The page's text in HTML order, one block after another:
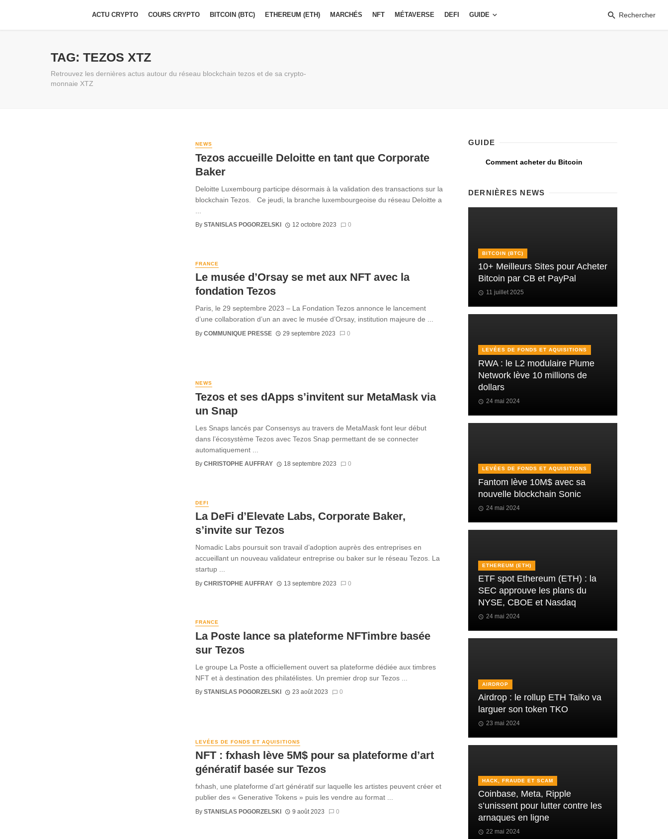
ACTU CRYPTO COURS CRYPTO BITCOIN (BTC) ETHEREUM (ETH) MARCHÉS NFT MÉTAVERSE DEFI GUIDE Rechercher
TAG: TEZOS XTZ
Retrouvez les dernières actus autour du réseau blockchain tezos et de sa crypto-
monnaie XTZ
NEWS
Tezos accueille Deloitte en tant que Corporate
Baker
Deloitte Luxembourg participe désormais à la validation des transactions sur la
blockchain Tezos. Ce jeudi, la branche luxembourgeoise du réseau Deloitte a
By STANISLAS POGORZELSKI 12 octobre 2023 0
FRANCE
Le musée d’Orsay se met aux NFT avec la
fondation Tezos
Paris, le 29 septembre 2023 – La Fondation Tezos annonce le lancement
d’une collaboration d’un an avec le musée d’Orsay, institution majeure de ...
By COMMUNIQUE PRESSE 29 septembre 2023 0
NEWS
Tezos et ses dApps s’invitent sur MetaMask via
un Snap
Les Snaps lancés par Consensys au travers de MetaMask font leur début
dans l’écosystème Tezos avec Tezos Snap permettant de se connecter
automatiquement ...
By CHRISTOPHE AUFFRAY 18 septembre 2023 0
DEFI
La DeFi d’Elevate Labs, Corporate Baker,
s’invite sur Tezos
Nomadic Labs poursuit son travail d’adoption auprès des entreprises en
accueillant un nouveau validateur entreprise ou baker sur le réseau Tezos. La
startup ...
By CHRISTOPHE AUFFRAY 13 septembre 2023 0
FRANCE
La Poste lance sa plateforme NFTimbre basée
sur Tezos
Le groupe La Poste a officiellement ouvert sa plateforme dédiée aux timbres
NFT et à destination des philatélistes. Un premier drop sur Tezos ...
By STANISLAS POGORZELSKI 23 août 2023 0
LEVÉES DE FONDS ET AQUISITIONS
NFT : fxhash lève 5M$ pour sa plateforme d’art
génératif basée sur Tezos
fxhash, une plateforme d’art génératif sur laquelle les artistes peuvent créer et
publier des « Generative Tokens » puis les vendre au format ...
By STANISLAS POGORZELSKI 9 août 2023 0
GUIDE
Comment acheter du Bitcoin
DERNIÈRES NEWS
BITCOIN (BTC)
10+ Meilleurs Sites pour Acheter
Bitcoin par CB et PayPal
11 juillet 2025
LEVÉES DE FONDS ET AQUISITIONS
RWA : le L2 modulaire Plume
Network lève 10 millions de
dollars
24 mai 2024
LEVÉES DE FONDS ET AQUISITIONS
Fantom lève 10M$ avec sa
nouvelle blockchain Sonic
24 mai 2024
ETHEREUM (ETH)
ETF spot Ethereum (ETH) : la
SEC approuve les plans du
NYSE, CBOE et Nasdaq
24 mai 2024
AIRDROP
Airdrop : le rollup ETH Taiko va
larguer son token TKO
23 mai 2024
HACK, FRAUDE ET SCAM
Coinbase, Meta, Ripple
s’unissent pour lutter contre les
arnaques en ligne
22 mai 2024